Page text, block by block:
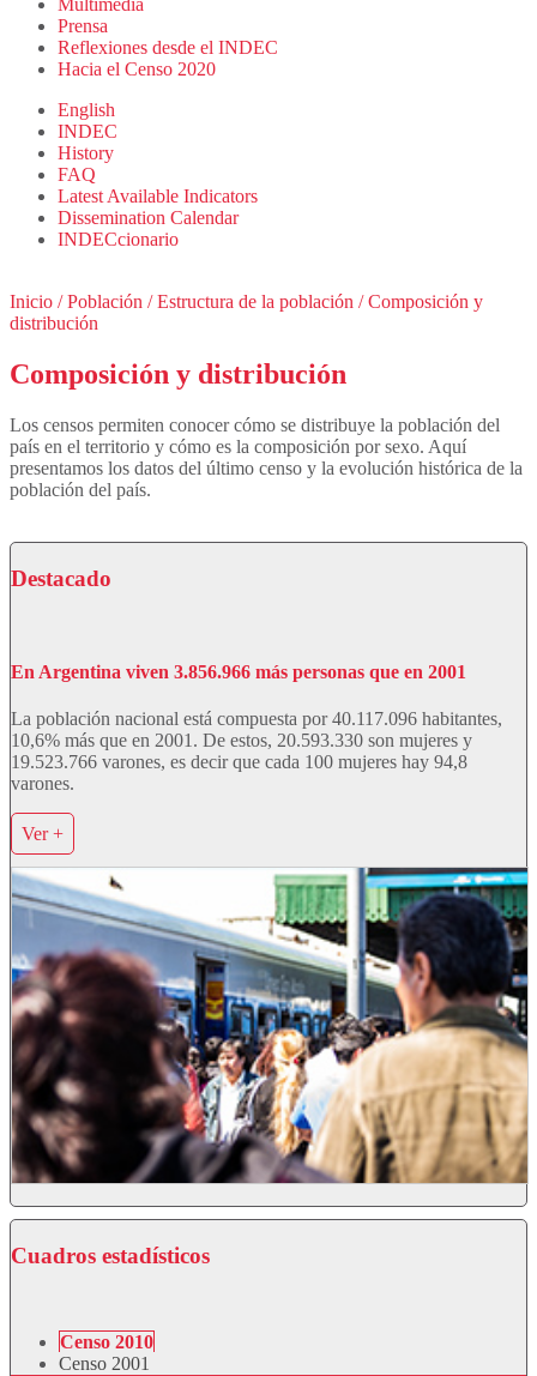
Multimedia
Prensa
Reflexiones desde el INDEC
Hacia el Censo 2020
English
INDEC
History
FAQ
Latest Available Indicators
Dissemination Calendar
INDECcionario
Inicio /Población /Estructura de la población /Composición y
distribución
Composición y distribución
Los censos permiten conocer cómo se distribuye la población del
país en el territorio y cómo es la composición por sexo. Aquí
presentamos los datos del último censo y la evolución histórica de la
población del país.
Destacado
En Argentina viven 3.856.966 más personas que en 2001
La población nacional está compuesta por 40.117.096 habitantes,
10,6% más que en 2001. De estos, 20.593.330 son mujeres y
19.523.766 varones, es decir que cada 100 mujeres hay 94,8
varones.
Ver +
Cuadros estadísticos
Censo 2010
Censo 2001